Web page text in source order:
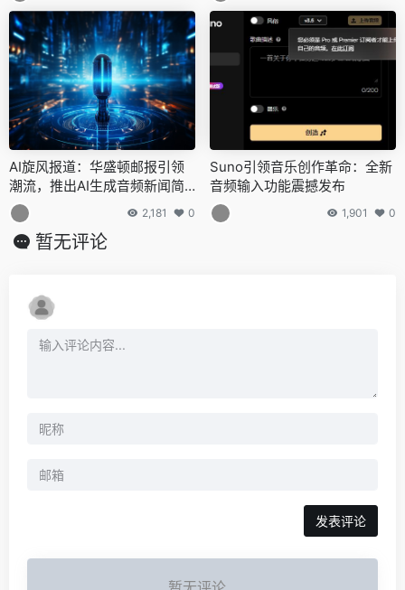
AI旋风报道：华盛顿邮报引领
潮流，推出AI生成音频新闻简
报
2,181 0
Suno引领音乐创作革命：全新
音频输入功能震撼发布
1,901 0
暂无评论
发表评论